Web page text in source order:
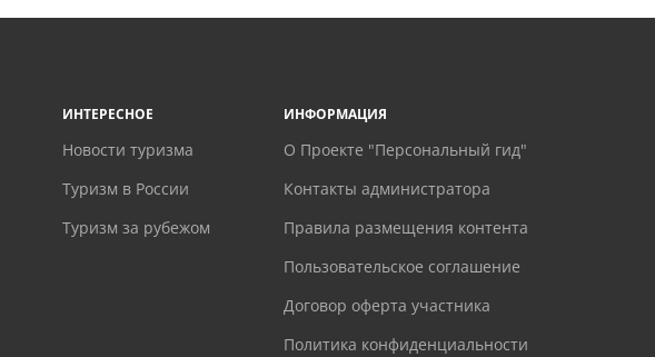
ИНТЕРЕСНОЕ
Новости туризма
Туризм в России
Туризм за рубежом
ИНФОРМАЦИЯ
О Проекте "Персональный гид"
Контакты администратора
Правила размещения контента
Пользовательское соглашение
Договор оферта участника
Политика конфиденциальности